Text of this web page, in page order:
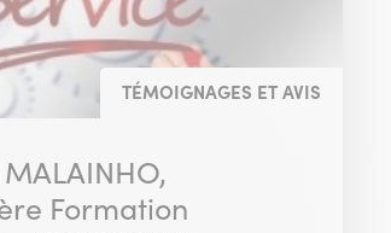
vos Options
TÉMOIGNAGES ET AVIS
Formation